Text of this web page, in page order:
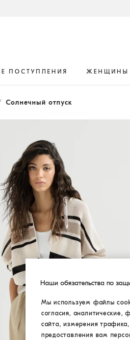
ПОСТУПЛЕНИЯ ЖЕНЩИНЫ
Солнечный отпуск
Наши обязательства по
Мы используем файлы
согласия,
сайта, измерения
предоставления вам